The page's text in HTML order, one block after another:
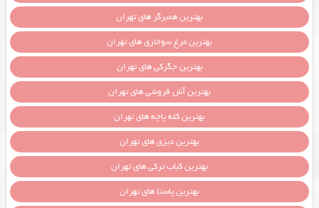
بهترین همبرگر های تهران
بهترین مرغ سوخاری های تهران
بهترین جگرکی های تهران
بهترین آش فروشی های تهران
بهترین کله پاچه های تهران
بهترین دیزی های تهران
بهترین کباب ترکی های تهران
بهترین پاستا های تهران